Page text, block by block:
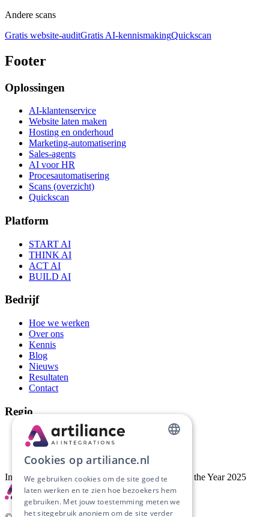
Andere scans
Gratis website-auditGratis AI-kennismakingQuickscan
Footer
Oplossingen
AI-klantenservice
Website laten maken
Hosting en onderhoud
Marketing-automatisering
Sales-agents
AI voor HR
Procesautomatisering
Scans (overzicht)
Quickscan
Platform
START AI
THINK AI
ACT AI
BUILD AI
Bedrijf
Hoe we werken
Over ons
Kennis
Blog
Nieuws
Resultaten
Contact
Regio
AI-automatisering Groningen
AI-automatisering Drenthe
AI-automatisering Friesland
Implementatiepartner van Artific, AI Company of the Year 2025
Cookies op artiliance.nl
We gebruiken cookies om de site goed te
laten werken en te zien hoe bezoekers hem
gebruiken. Met jouw toestemming meten we
het sitegebruik anoniem om de site verder